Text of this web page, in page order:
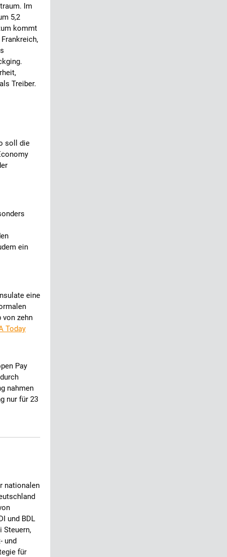
Im
5,2
kommt
Treiber.
soll die
ein
eine
von zehn
Today
Pay
nahmen
nur für 23
nationalen
und BDL
Steuern,
und
für